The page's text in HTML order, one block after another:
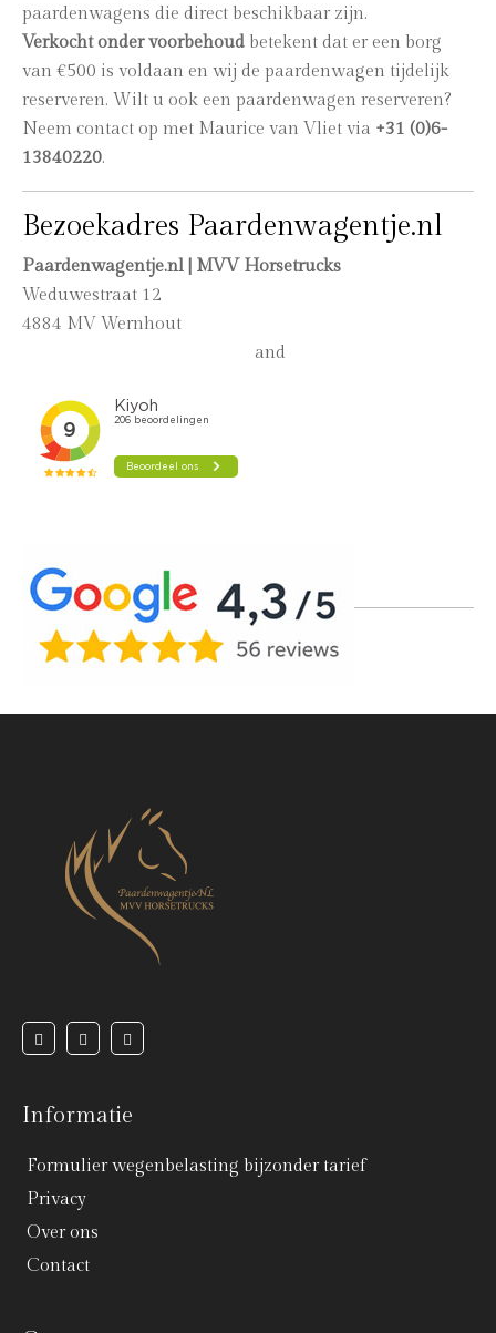
paardenwagens die direct beschikbaar zijn.
Verkocht onder voorbehoud betekent dat er een borg
van €500 is voldaan en wij de paardenwagen tijdelijk
reserveren. Wilt u ook een paardenwagen reserveren?
Neem contact op met Maurice van Vliet via +31 (0)6-
13840220.
Bezoekadres Paardenwagentje.nl
Paardenwagentje.nl | MVV Horsetrucks
Weduwestraat 12
4884 MV Wernhout
Gemeente Zundert – Nederland
Informatie
Formulier wegenbelasting bijzonder tarief
Privacy
Over ons
Contact